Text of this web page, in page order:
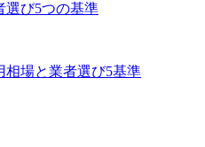
選び5つの基準
相場と業者選び5基準